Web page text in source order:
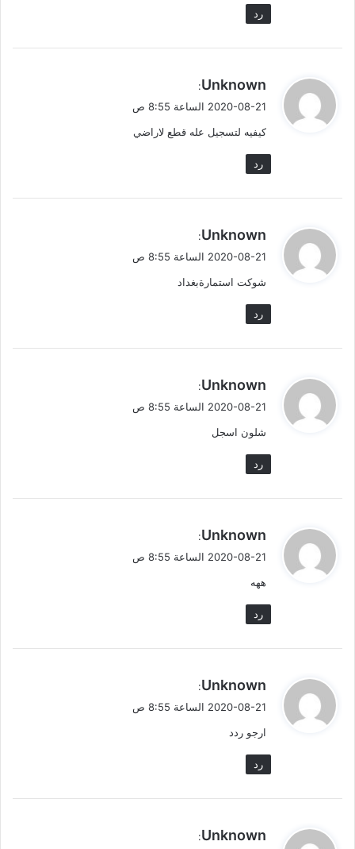
رد
ي
ل
Unknown
:
2020-08-21 الساعة 8:55 ص
كيفيه لتسجيل عله قطع لاراضي
رد
ي
ل
Unknown
:
2020-08-21 الساعة 8:55 ص
شوكت استمارةبغداد
رد
ي
ل
Unknown
:
2020-08-21 الساعة 8:55 ص
شلون اسجل
رد
ي
ل
Unknown
:
2020-08-21 الساعة 8:55 ص
ههه
رد
ي
ل
Unknown
:
2020-08-21 الساعة 8:55 ص
ارجو ردد
رد
يUnknown
: